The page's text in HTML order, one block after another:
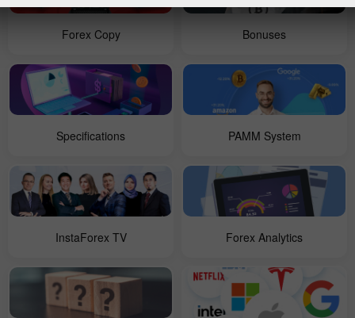
Bonuses
Forex Copy
PAMM System
Specifications
Forex Analytics
InstaForex TV